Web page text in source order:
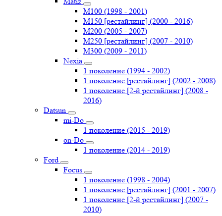
M100 (1998 - 2001)
M150 [рестайлинг] (2000 - 2016)
M200 (2005 - 2007)
M250 [рестайлинг] (2007 - 2010)
M300 (2009 - 2011)
Nexia
1 поколение (1994 - 2002)
1 поколение [рестайлинг] (2002 - 2008)
1 поколение [2-й рестайлинг] (2008 -
2016)
Datsun
mi-Do
1 поколение (2015 - 2019)
on-Do
1 поколение (2014 - 2019)
Ford
Focus
1 поколение (1998 - 2004)
1 поколение [рестайлинг] (2001 - 2007)
1 поколение [2-й рестайлинг] (2007 -
2010)